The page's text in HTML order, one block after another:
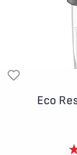
Eco